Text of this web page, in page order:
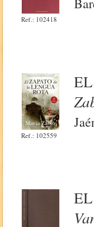
Ref.: 102418
Ref.: 102559